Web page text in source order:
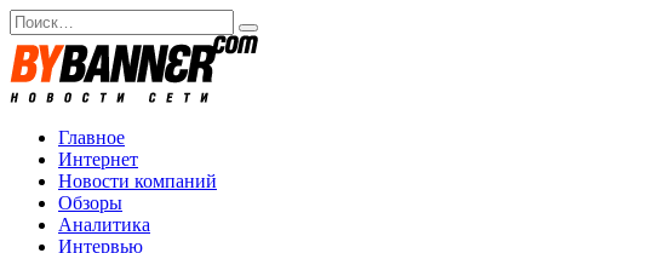
Перейти
к
содержанию
Search
for:
Главное
Интернет
Новости компаний
Обзоры
Аналитика
Интервью